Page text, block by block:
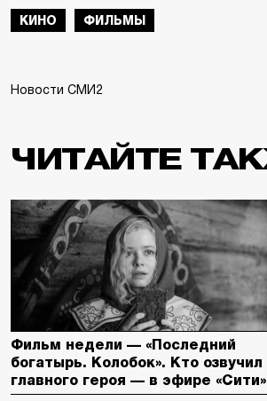
КИНО ФИЛЬМЫ
Новости СМИ2
ЧИТАЙТЕ
Фильм недели — «Последний
богатырь. Колобок». Кто озвучил
главного героя — в эфире «Сити»